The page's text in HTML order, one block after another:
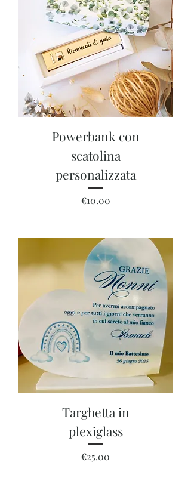
Powerbank con
scatolina
personalizzata
Price
€10.00
Targhetta in
plexiglass
Price
€25.00